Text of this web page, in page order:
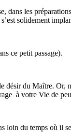
dans les
solidement
ce petit passage).
du Maître. Or,
à votre Vie
loin du temps où